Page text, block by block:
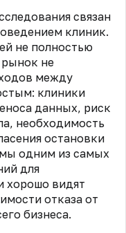
связан
клиник.
не полностью
не
между
клиники
данных, риск
необходимость
остановки
одним из самых
для
хорошо видят
отказа от
бизнеса.